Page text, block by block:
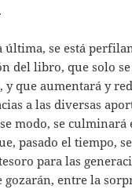
última, se está
del libro, que solo
que aumentará y
a las diversas
modo, se culminará
pasado el tiempo,
para las
entre la